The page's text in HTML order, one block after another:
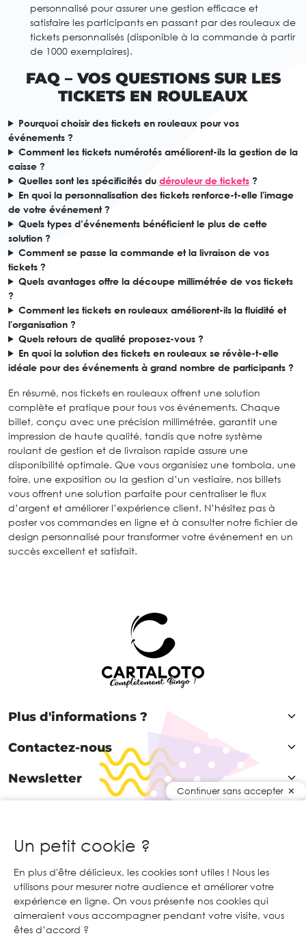
personnalisé pour assurer une gestion efficace et
satisfaire les participants en passant par des rouleaux de
tickets personnalisés (disponible à la commande à partir
de 1000 exemplaires).
FAQ – VOS QUESTIONS SUR LES
TICKETS EN ROULEAUX
Pourquoi choisir des tickets en rouleaux pour vos
événements ?
Comment les tickets numérotés améliorent-ils la gestion de la
caisse ?
Quelles sont les spécificités du dérouleur de tickets?
En quoi la personnalisation des tickets renforce-t-elle l'image
de votre événement ?
Quels types d’événements bénéficient le plus de cette
solution ?
Comment se passe la commande et la livraison de vos
tickets ?
Quels avantages offre la découpe millimétrée de vos tickets
?
Comment les tickets en rouleaux améliorent-ils la fluidité et
l'organisation ?
Quels retours de qualité proposez-vous ?
En quoi la solution des tickets en rouleaux se révèle-t-elle
idéale pour des événements à grand nombre de participants ?
En résumé, nos tickets en rouleaux offrent une solution
complète et pratique pour tous vos événements. Chaque
billet, conçu avec une précision millimétrée, garantit une
impression de haute qualité, tandis que notre système
roulant de gestion et de livraison rapide assure une
disponibilité optimale. Que vous organisiez une tombola, une
foire, une exposition ou la gestion d’un vestiaire, nos billets
vous offrent une solution parfaite pour centraliser le flux
d’argent et améliorer l’expérience client. N’hésitez pas à
poster vos commandes en ligne et à consulter notre fichier de
design personnalisé pour transformer votre événement en un
succès excellent et satisfait.
Plus d'informations ?
Contactez-nous
Newsletter
FR
© 2026 Cartaloto. Tous droits réservés.
Agence web Creabilis
Mentions légales et CGU
Continuer sans accepter
Un petit cookie ?
En plus d'être délicieux, les cookies sont utiles ! Nous les
utilisons pour mesurer notre audience et améliorer votre
expérience en ligne. On vous présente nos cookies qui
aimeraient vous accompagner pendant votre visite, vous
êtes d’accord ?